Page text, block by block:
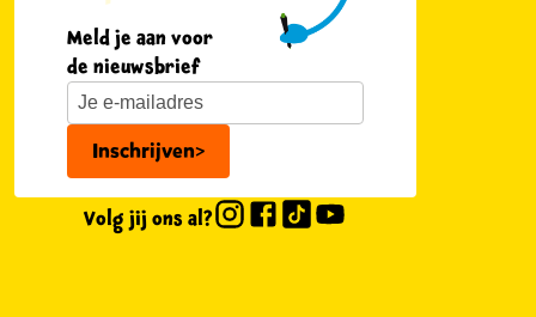
Meld je aan voor
de nieuwsbrief
Inschrijven>
Volg jij ons al?